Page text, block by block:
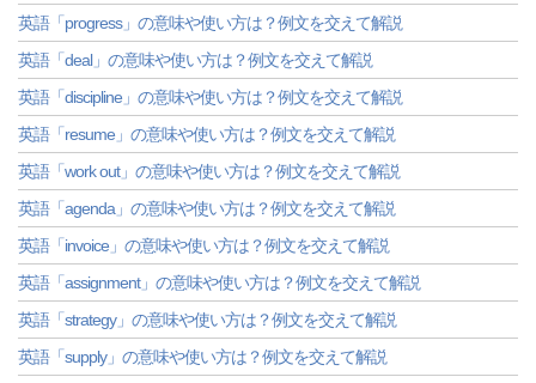
英語「progress」の意味や使い方は？例文を交えて解説
英語「deal」の意味や使い方は？例文を交えて解説
英語「discipline」の意味や使い方は？例文を交えて解説
英語「resume」の意味や使い方は？例文を交えて解説
英語「work out」の意味や使い方は？例文を交えて解説
英語「agenda」の意味や使い方は？例文を交えて解説
英語「invoice」の意味や使い方は？例文を交えて解説
英語「assignment」の意味や使い方は？例文を交えて解説
英語「strategy」の意味や使い方は？例文を交えて解説
英語「supply」の意味や使い方は？例文を交えて解説